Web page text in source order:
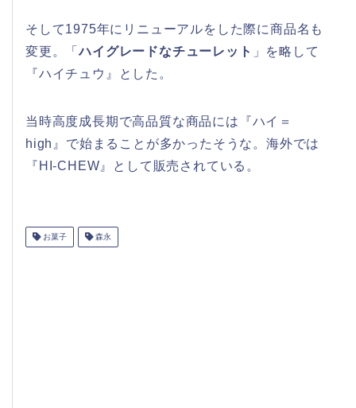
そして1975年にリニューアルをした際に商品名も
変更。「ハイグレードなチューレット 」を略して
『ハイチュウ』とした。
当時高度成長期で高品質な商品には『ハイ＝
high』で始まることが多かったそうな。海外では
『HI-CHEW』として販売されている。
お菓子 森永